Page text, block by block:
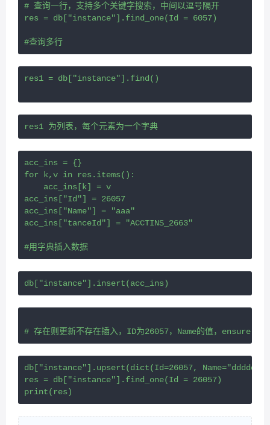
# 查询一行，支持多个关键字搜索，中间以逗号隔开
res = db["instance"].find_one(Id = 6057)
#查询多行
res1 = db["instance"].find()
res1 为列表，每个元素为一个字典
acc_ins = {}
for k,v in res.items():
    acc_ins[k] = v
acc_ins["Id"] = 26057
acc_ins["Name"] = "aaa"
acc_ins["tanceId"] = "ACCTINS_2663"
#用字典插入数据
db["instance"].insert(acc_ins)
# 存在则更新不存在插入，ID为26057，Name的值，ensure
db["instance"].upsert(dict(Id=26057,
res = db["instance"].find_one(Id = 26057)
print(res)